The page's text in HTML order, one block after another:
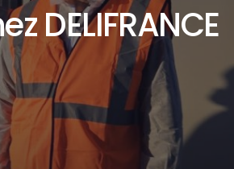
DELIFRANCE